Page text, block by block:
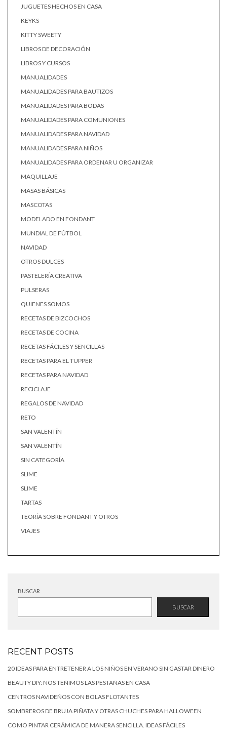
JUGUETES HECHOS EN CASA
KEYKS
KITTY SWEETY
LIBROS DE DECORACIÓN
LIBROS Y CURSOS
MANUALIDADES
MANUALIDADES PARA BAUTIZOS
MANUALIDADES PARA BODAS
MANUALIDADES PARA COMUNIONES
MANUALIDADES PARA NAVIDAD
MANUALIDADES PARA NIÑOS
MANUALIDADES PARA ORDENAR U ORGANIZAR
MAQUILLAJE
MASAS BÁSICAS
MASCOTAS
MODELADO EN FONDANT
MUNDIAL DE FÚTBOL
NAVIDAD
OTROS DULCES
PASTELERÍA CREATIVA
PULSERAS
QUIENES SOMOS
RECETAS DE BIZCOCHOS
RECETAS DE COCINA
RECETAS FÁCILES Y SENCILLAS
RECETAS PARA EL TUPPER
RECETAS PARA NAVIDAD
RECICLAJE
REGALOS DE NAVIDAD
RETO
SAN VALENTÍN
SAN VALENTÍN
SIN CATEGORÍA
SLIME
SLIME
TARTAS
TEORÍA SOBRE FONDANT Y OTROS
VIAJES
BUSCAR
BUSCAR
RECENT POSTS
20 IDEAS PARA ENTRETENER A LOS NIÑOS EN VERANO SIN GASTAR DINERO
BEAUTY DIY: NOS TEÑIMOS LAS PESTAÑAS EN CASA
CENTROS NAVIDEÑOS CON BOLAS FLOTANTES
SOMBREROS DE BRUJA PIÑATA Y OTRAS CHUCHES PARA HALLOWEEN
COMO PINTAR CERÁMICA DE MANERA SENCILLA. IDEAS FÁCILES